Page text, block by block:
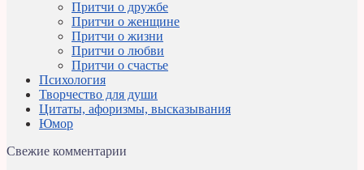
Притчи о дружбе
Притчи о женщине
Притчи о жизни
Притчи о любви
Притчи о счастье
Психология
Творчество для души
Цитаты, афоризмы, высказывания
Юмор
Свежие комментарии